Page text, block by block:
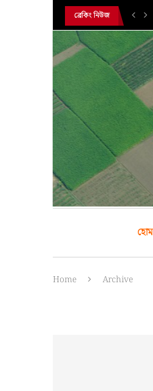
ব্রেকিং নিউজ
হোম
Home Archive